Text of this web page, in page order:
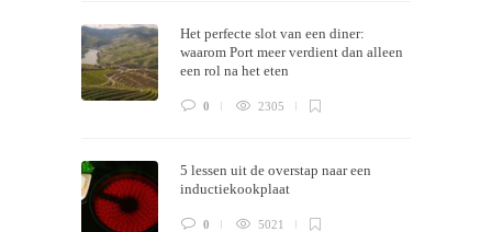
Het perfecte slot van een diner:
waarom Port meer verdient dan alleen
een rol na het eten
0 2305
5 lessen uit de overstap naar een
inductiekookplaat
0 5021